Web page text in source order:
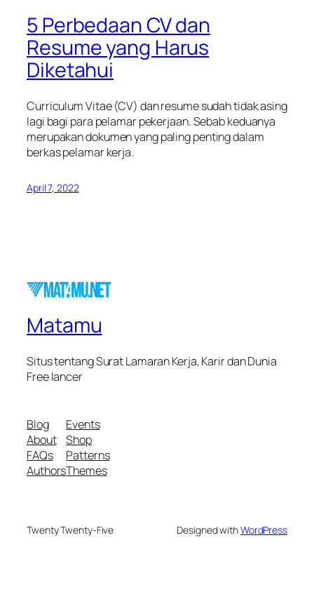
5 Perbedaan CV dan
Resume yang Harus
Diketahui
Curriculum Vitae (CV) dan resume sudah tidak asing
lagi bagi para pelamar pekerjaan. Sebab keduanya
merupakan dokumen yang paling penting dalam
berkas pelamar kerja.
April 7, 2022
Matamu
Situs tentang Surat Lamaran Kerja, Karir dan Dunia
Free lancer
Blog
About
FAQs
Authors
Events
Shop
Patterns
Themes
Twenty Twenty-Five Designed withWordPress